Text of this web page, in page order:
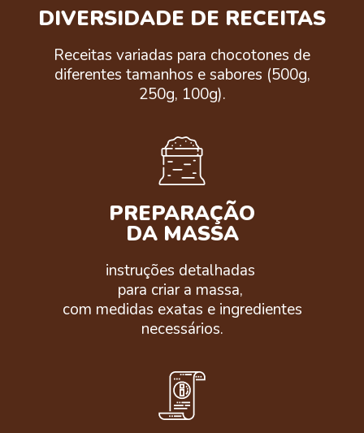
DIVERSIDADE DE RECEITAS
Receitas variadas para chocotones de
diferentes tamanhos e sabores (500g,
250g, 100g).
PREPARAÇÃO
DA MASSA
instruções detalhadas
para criar a massa,
com medidas exatas e ingredientes
necessários.